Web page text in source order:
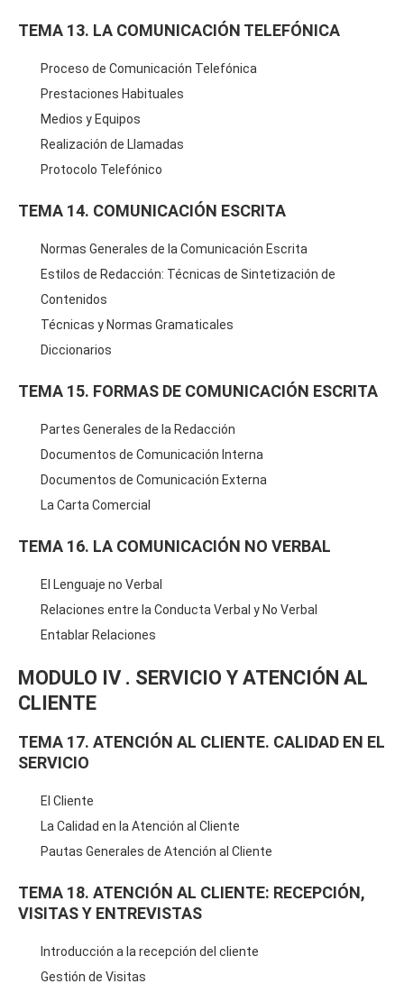
TEMA 13. LA COMUNICACIÓN TELEFÓNICA
Proceso de Comunicación Telefónica
Prestaciones Habituales
Medios y Equipos
Realización de Llamadas
Protocolo Telefónico
TEMA 14. COMUNICACIÓN ESCRITA
Normas Generales de la Comunicación Escrita
Estilos de Redacción: Técnicas de Sintetización de
Contenidos
Técnicas y Normas Gramaticales
Diccionarios
TEMA 15. FORMAS DE COMUNICACIÓN ESCRITA
Partes Generales de la Redacción
Documentos de Comunicación Interna
Documentos de Comunicación Externa
La Carta Comercial
TEMA 16. LA COMUNICACIÓN NO VERBAL
El Lenguaje no Verbal
Relaciones entre la Conducta Verbal y No Verbal
Entablar Relaciones
MODULO IV . SERVICIO Y ATENCIÓN AL
CLIENTE
TEMA 17. ATENCIÓN AL CLIENTE. CALIDAD EN EL
SERVICIO
El Cliente
La Calidad en la Atención al Cliente
Pautas Generales de Atención al Cliente
TEMA 18. ATENCIÓN AL CLIENTE: RECEPCIÓN,
VISITAS Y ENTREVISTAS
Introducción a la recepción del cliente
Gestión de Visitas